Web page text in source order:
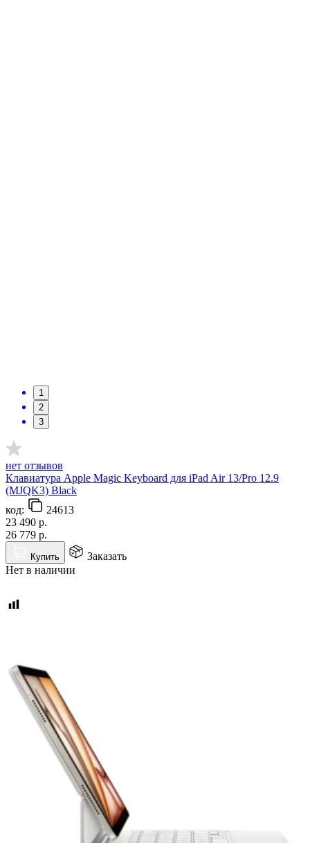
1
2
3
нет отзывов
Клавиатура Apple Magic Keyboard для iPad Air 13/Pro 12.9
(MJQK3) Black
код:
24613
23 490 р.
26 779 р.
Купить
Заказать
Нет в наличии